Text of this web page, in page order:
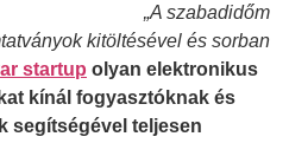
„A szabadidőm
kitöltésével és sorban
startup olyan elektronikus
kínál fogyasztóknak és
segítségével teljesen